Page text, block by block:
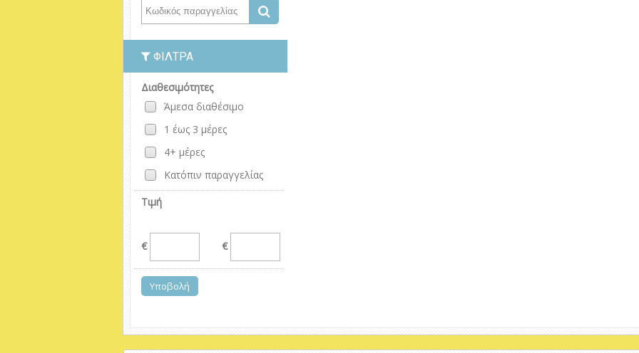
ΦΊΛΤΡΑ
Διαθεσιμότητες
Άμεσα διαθέσιμο
1 έως 3 μέρες
4+ μέρες
Κατόπιν παραγγελίας
Τιμή
€ €